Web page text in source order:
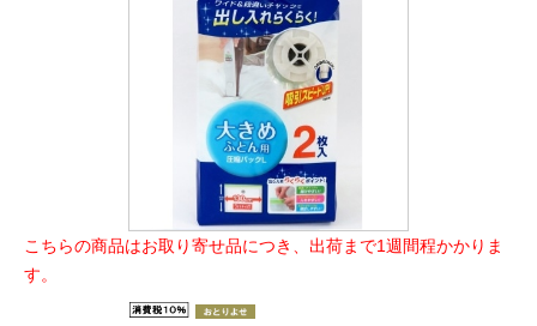
こちらの商品はお取り寄せ品につき、出荷まで1週間程かかりま
す。